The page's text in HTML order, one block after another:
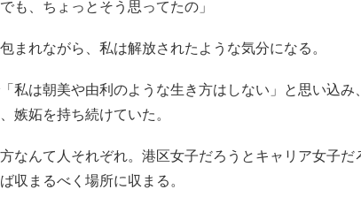
も、ちょっとそう思ってたの」
まれながら、私は解放されたような気分になる。
私は朝美や由利のような生き方はしない」と思い込
嫉妬を持ち続けていた。
なんて人それぞれ。港区女子だろうとキャリア女子だ
収まるべく場所に収まる。